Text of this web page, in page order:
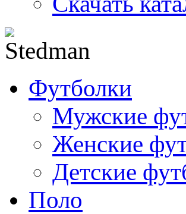
Футболки
Мужские
Женские
Детские
Поло